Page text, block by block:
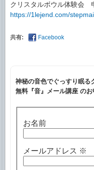
クリスタルボウル体験会
https://1lejend.com/
共有: Facebook
神秘の音色でぐっすり眠る
無料『音』メール講座 の
お名前
メールアドレス ※